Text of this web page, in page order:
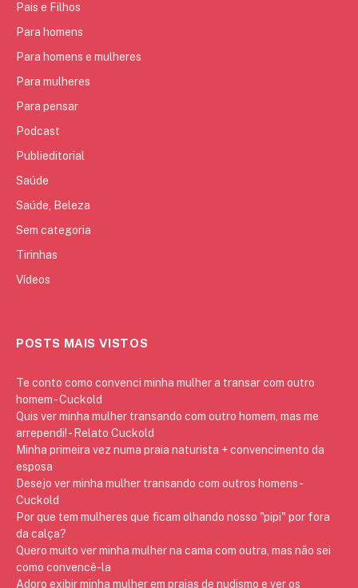
Pais e Filhos
Para homens
Para homens e mulheres
Para mulheres
Para pensar
Podcast
Publieditorial
Saúde
Saúde, Beleza
Sem categoria
Tirinhas
Vídeos
POSTS MAIS VISTOS
Te conto como convenci minha mulher a transar com outro
homem - Cuckold
Quis ver minha mulher transando com outro homem, mas me
arrependi! - Relato Cuckold
Minha primeira vez numa praia naturista + convencimento da
esposa
Desejo ver minha mulher transando com outros homens -
Cuckold
Por que tem mulheres que ficam olhando nosso "pipi" por fora
da calça?
Quero muito ver minha mulher na cama com outra, mas não sei
como convencê-la
Adoro exibir minha mulher em praias de nudismo e ver os